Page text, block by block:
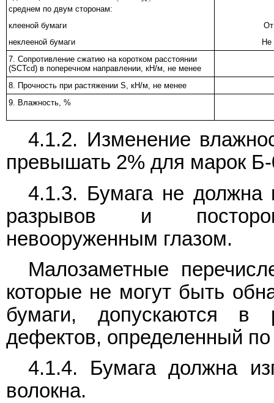
среднем по двум сторонам:
клееной бумаги
неклееной бумаги
Не
7. Сопротивление сжатию на коротком расстоянии
(SCTcd) в поперечном направлении, кН/м, не менее
8. Прочность при растяжении S, кН/м, не менее
9. Влажность, %
4.1.2. Изменение
превышать 2% для марок
4.1.3. Бумага не должна
разрывов и
невооруженным глазом.
Малозаметные
которые не могут быть
бумаги, допускаются в
дефектов, определенный
4.1.4. Бумага должна
волокна.